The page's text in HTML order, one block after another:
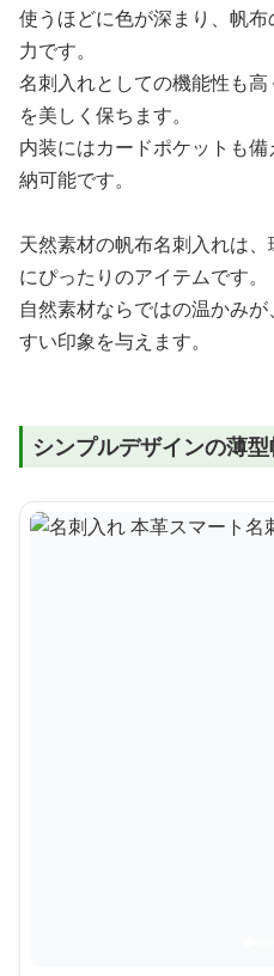
使うほどに色が深まり、帆
力です。
名刺入れとしての機能性も
を美しく保ちます。
内装にはカードポケットも
納可能です。
天然素材の帆布名刺入れは
にぴったりのアイテムです。
自然素材ならではの温かみ
すい印象を与えます。
シンプルデザインの薄